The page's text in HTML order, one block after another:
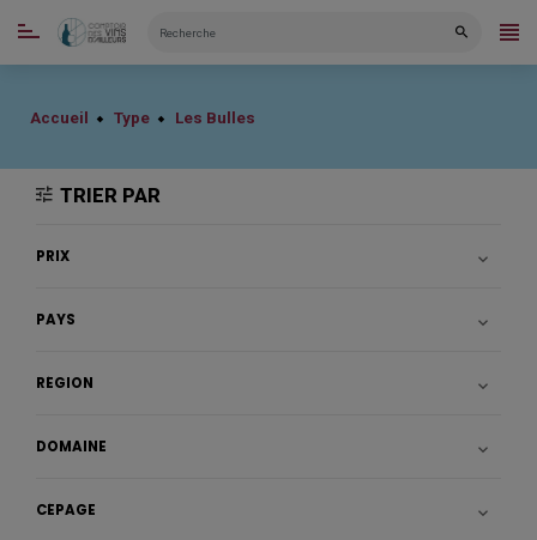
CATÉGORIES
Accueil Type Les Bulles
TRIER PAR
PRIX 
PAYS 
RÉGION 
DOMAINE 
CÉPAGE 